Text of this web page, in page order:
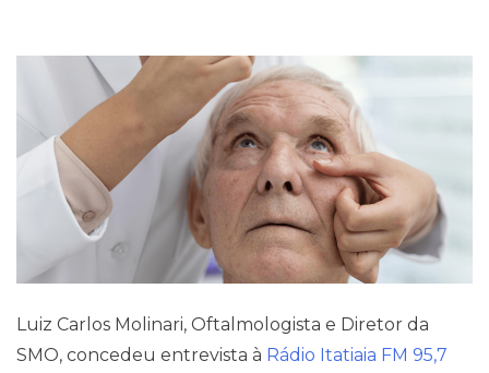
Pareceres Jurídicos
Luiz Carlos Molinari, Oftalmologista e Diretor da
SMO, concedeu entrevista à Rádio Itatiaia FM 95,7